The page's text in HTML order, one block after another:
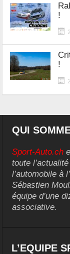
!
!
QUI
Sport-Auto.ch
toute
l’automobile à
Sébastien
équipe d’une
associative.
L’EQUIPE